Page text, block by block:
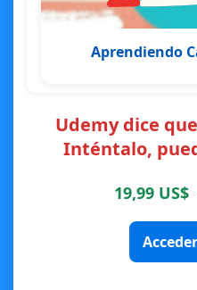
Aprendiendo
Udemy dice
Inténtalo,
19,99 US$